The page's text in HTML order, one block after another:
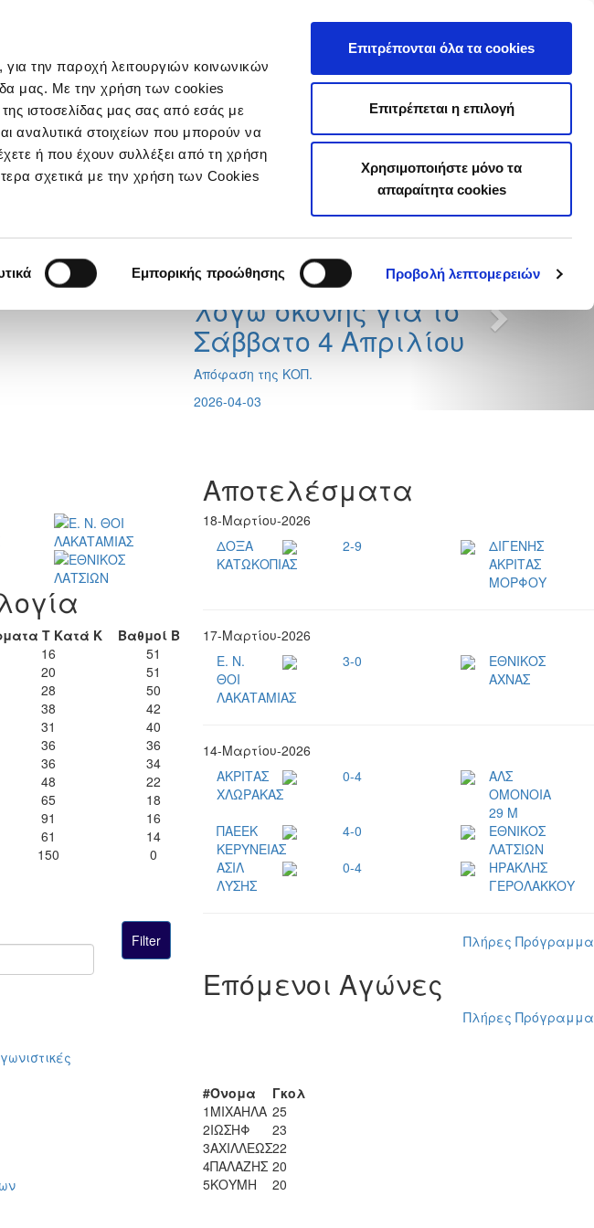
την παροχή λειτουργιών κοινωνικών
μας. Με την χρήση των cookies
ιστοσελίδας μας σας από εσάς με
αναλυτικά στοιχείων που μπορούν να
ή που έχουν συλλέξει από τη χρήση
σχετικά με την χρήση των Cookies
Εμπορικής προώθησης Προβολή λεπτομερειών
Επιτρέπονται όλα τα cookies
Επιτρέπεται η επιλογή
Χρησιμοποιήστε μόνο τα
απαραίτητα cookies
Κ-17 2025/26 - Α' Φάση Next
Αναβολή αγώνων Παίδων,
Κοριτσιών, Νέων, Γυναικών
λόγω σκόνης για το
Σάββατο 4 Απριλίου
Απόφαση της ΚΟΠ.
2026-04-03
Τ Κατά Κ Βαθμοί Β
16
51
20
51
28
50
38
42
31
40
36
36
36
34
48
22
65
18
91
16
61
14
150 0
Αποτελέσματα
18-Μαρτίου-2026
ΔΟΞΑ
ΚΑΤΩΚΟΠΙΑΣ
2-9
ΔΙΓΕΝΗΣ
ΑΚΡΙΤΑΣ
ΜΟΡΦΟΥ
17-Μαρτίου-2026
Ε. Ν.
ΘΟΙ
ΛΑΚΑΤΑΜΙΑΣ
3-0
ΕΘΝΙΚΟΣ
ΑΧΝΑΣ
14-Μαρτίου-2026
ΑΚΡΙΤΑΣ
ΧΛΩΡΑΚΑΣ
0-4
ΑΛΣ
ΟΜΟΝΟΙΑ
29 Μ
ΠΑΕΕΚ
ΚΕΡΥΝΕΙΑΣ
4-0
ΕΘΝΙΚΟΣ
ΛΑΤΣΙΩΝ
ΑΣΙΛ
ΛΥΣΗΣ
0-4
ΗΡΑΚΛΗΣ
ΓΕΡΟΛΑΚΚΟΥ
Πλήρες Πρόγραμμα
Επόμενοι Αγώνες
Πλήρες Πρόγραμμα
#Όνομα
Γκολ
1 ΜΙΧΑΗΛΑ 25
2ΙΩΣΗΦ
23
3ΑΧΙΛΛΕΩΣ22
4ΠΑΛΑΖΗΣ 20
5ΚΟΥΜΗ
20